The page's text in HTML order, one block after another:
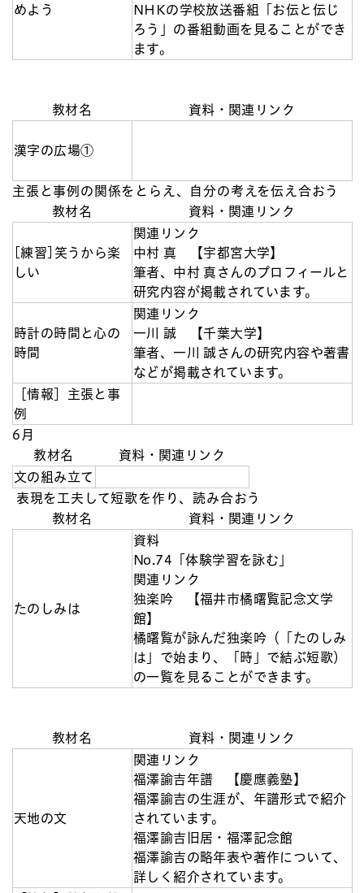
めよう
NHKの学校放送番組「お伝と伝じ
ろう」の番組動画を見ることができ
ます。
教材名 資料・関連リンク
漢字の広場①
主張と事例の関係をとらえ、自分の考えを伝え合おう
教材名
資料・関連リンク
[練習]笑うから楽
しい
関連リンク
中村 真 【宇都宮大学】
筆者、中村 真さんのプロフィールと
研究内容が掲載されています。
時計の時間と心の
時間
関連リンク
一川 誠 【千葉大学】
筆者、一川 誠さんの研究内容や著書
などが掲載されています。
［情報］主張と事
例
6月
教材名
資料・関連リンク
文の組み立て
表現を工夫して短歌を作り、読み合おう
教材名
資料・関連リンク
たのしみは
資料
No.74「体験学習を詠む」
関連リンク
独楽吟 【福井市橘曙覧記念文学
館】
橘曙覧が詠んだ独楽吟（「たのしみ
は」で始まり、「時」で結ぶ短歌）
の一覧を見ることができます。
教材名 資料・関連リンク
天地の文
関連リンク
福澤諭吉年譜 【慶應義塾】
福澤諭吉の生涯が、年譜形式で紹介
されています。
福澤諭吉旧居・福澤記念館
福澤諭吉の略年表や著作について、
詳しく紹介されています。